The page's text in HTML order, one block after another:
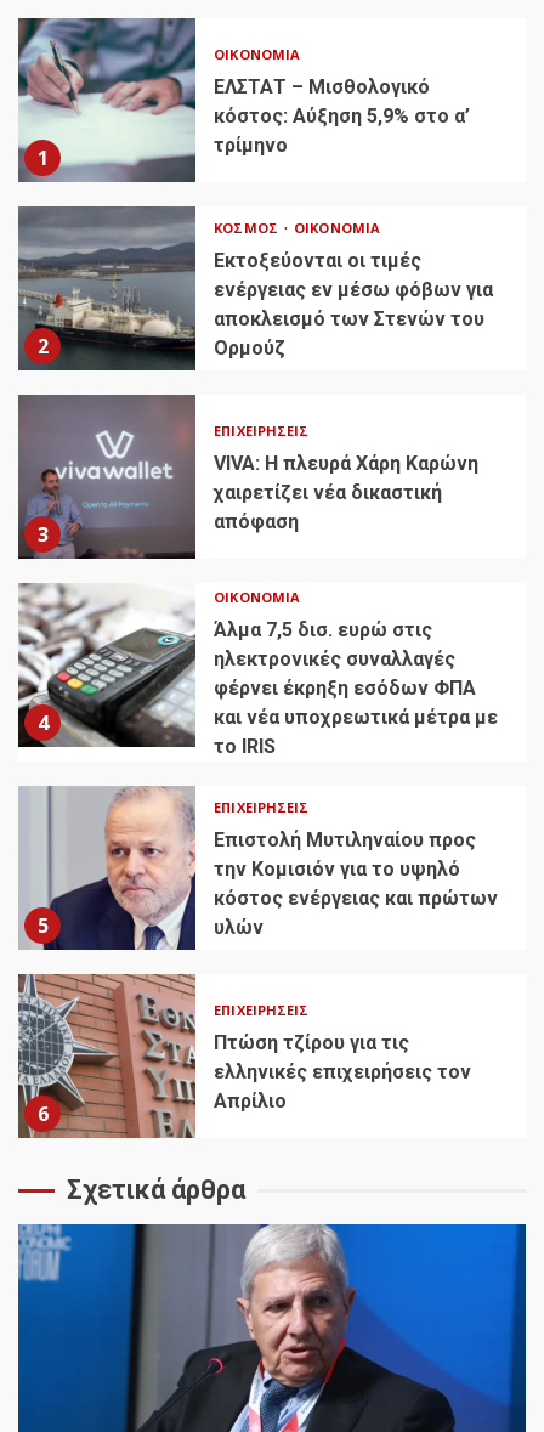
1
ΟΙΚΟΝΟΜΊΑ
ΕΛΣΤΑΤ – Μισθολογικό
κόστος: Αύξηση 5,9% στο α’
τρίμηνο
2
ΚΌΣΜΟΣ ΟΙΚΟΝΟΜΊΑ
Εκτοξεύονται οι τιμές
ενέργειας εν μέσω φόβων για
αποκλεισμό των Στενών του
Ορμούζ
3
ΕΠΙΧΕΙΡΉΣΕΙΣ
VIVA: Η πλευρά Χάρη Καρώνη
χαιρετίζει νέα δικαστική
απόφαση
4
ΟΙΚΟΝΟΜΊΑ
Άλμα 7,5 δισ. ευρώ στις
ηλεκτρονικές συναλλαγές
φέρνει έκρηξη εσόδων ΦΠΑ
και νέα υποχρεωτικά μέτρα με
το IRIS
5
ΕΠΙΧΕΙΡΉΣΕΙΣ
Επιστολή Μυτιληναίου προς
την Κομισιόν για το υψηλό
κόστος ενέργειας και πρώτων
υλών
6
ΕΠΙΧΕΙΡΉΣΕΙΣ
Πτώση τζίρου για τις
ελληνικές επιχειρήσεις τον
Απρίλιο
Σχετικά άρθρα